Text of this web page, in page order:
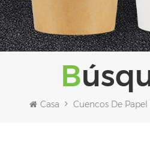
Casa Cuencos De